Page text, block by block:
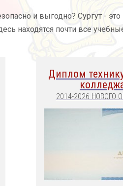
и выгодно? Сургут -
находятся почти все
Диплом
2014-2026 НОВОГО